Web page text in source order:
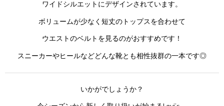
ワイドシルエットにデザインされています。
ボリュームが少なく短丈のトップスを合わせて
ウエストのベルトを見るのがおすすめです！
スニーカーやヒールなどどんな靴とも相性抜群の一本です◎
いかがでしょうか？